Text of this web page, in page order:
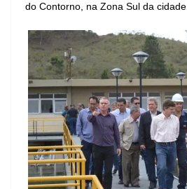
do Contorno, na Zona Sul da cidade.